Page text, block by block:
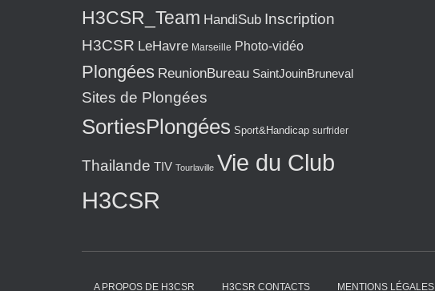
H3CSR_Team HandiSub Inscription
H3CSR LeHavre Marseille Photo-vidéo
Plongées ReunionBureau SaintJouinBruneval
Sites de Plongées
SortiesPlongées Sport&Handicap surfrider
Thailande TIV Tourlaville Vie du Club
H3CSR
A PROPOS DE H3CSR H3CSR CONTACTS MENTIONS LÉGALES